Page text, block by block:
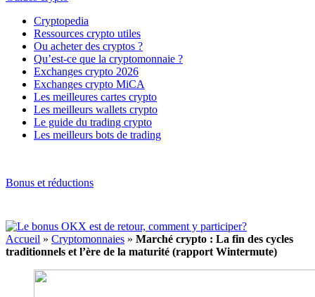
Cryptopedia
Ressources crypto utiles
Ou acheter des cryptos ?
Qu’est-ce que la cryptomonnaie ?
Exchanges crypto 2026
Exchanges crypto MiCA
Les meilleures cartes crypto
Les meilleurs wallets crypto
Le guide du trading crypto
Les meilleurs bots de trading
Bonus et réductions
Accueil » Cryptomonnaies » Marché crypto : La fin des cycles
traditionnels et l’ère de la maturité (rapport Wintermute)